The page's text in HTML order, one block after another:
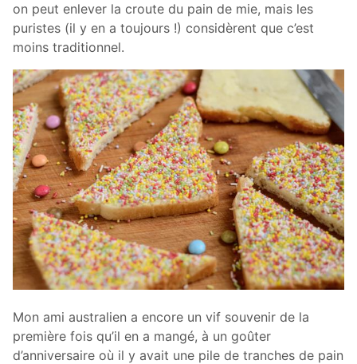
on peut enlever la croute du pain de mie, mais les
puristes (il y en a toujours !) considèrent que c’est
moins traditionnel.
Mon ami australien a encore un vif souvenir de la
première fois qu’il en a mangé, à un goûter
d’anniversaire où il y avait une pile de tranches de pain